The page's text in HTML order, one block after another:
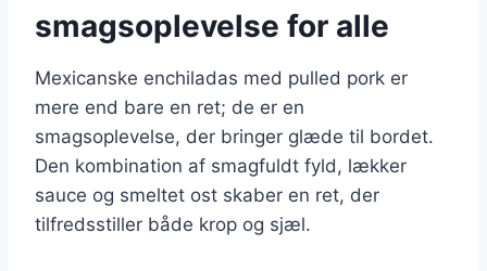
smagsoplevelse for alle
Mexicanske enchiladas med pulled pork er
mere end bare en ret; de er en
smagsoplevelse, der bringer glæde til bordet.
Den kombination af smagfuldt fyld, lækker
sauce og smeltet ost skaber en ret, der
tilfredsstiller både krop og sjæl.